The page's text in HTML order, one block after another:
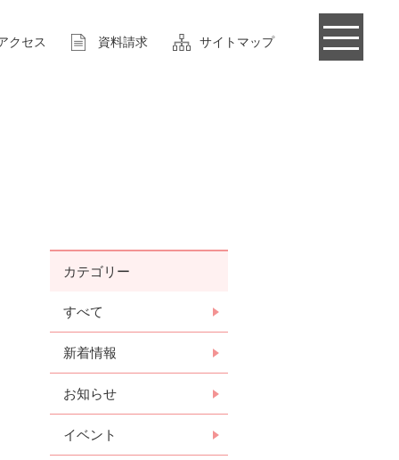
クセス 資料請求 サイトマップ
カテゴリー
すべて
新着情報
お知らせ
イベント